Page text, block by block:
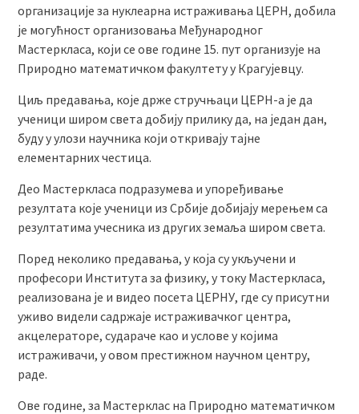
организације за нуклеарна истраживања ЦЕРН, добила
је могућност организовања Међународног
Мастеркласа, који се ове године 15. пут организује на
Природно математичком факултету у Крагујевцу.
Циљ предавања, које држе стручњаци ЦЕРН-а је да
ученици широм света добију прилику да, на један дан,
буду у улози научника који откривају тајне
елементарних честица.
Део Мастеркласа подразумева и упоређивање
резултата које ученици из Србије добијају мерењем са
резултатима учесника из других земаља широм света.
Поред неколико предавања, у која су укључени и
професори Института за физику, у току Мастеркласа,
реализована је и видео посета ЦЕРНУ, где су присутни
уживо видели садржаје истраживачког центра,
акцелераторе, судараче као и услове у којима
истраживачи, у овом престижном научном центру,
раде.
Ове године, за Мастерклас на Природно математичком